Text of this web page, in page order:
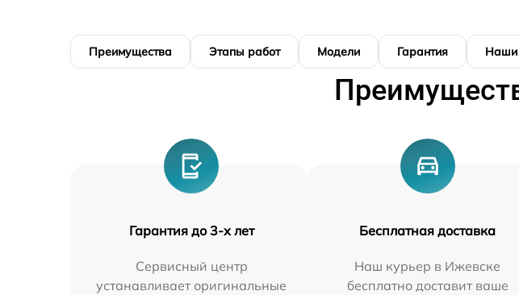
Преимущества Этапы работ Модели Гарантия Наши
Гарантия до 3-х лет
Сервисный центр
устанавливает оригинальные
Бесплатная доставка
Наш курьер в Ижевске
бесплатно доставит ваше